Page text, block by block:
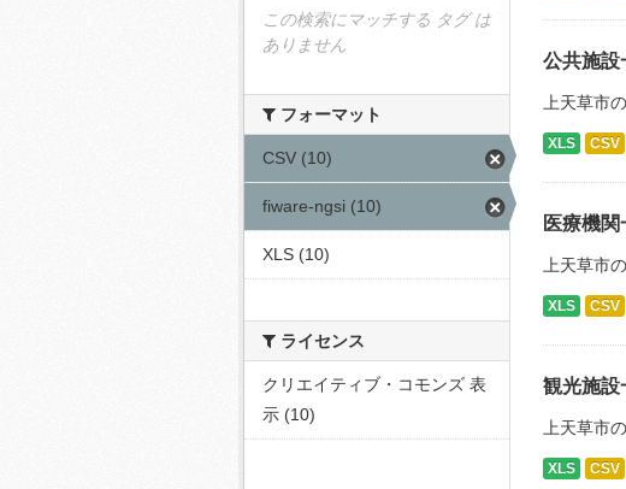
公共施設
上天草市
XLS CSV
医療機関
上天草市
XLS CSV
観光施設
上天草市
XLS CSV
この検索にマッチする タグ は
ありません
フォーマット
CSV (10)
fiware-ngsi (10)
XLS (10)
ライセンス
クリエイティブ・コモンズ 表
示 (10)